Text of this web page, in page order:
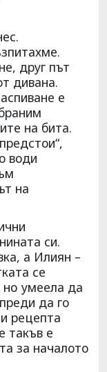
друг път
дивана.
е
на бита.
води
на
си.
а Илиян –
се
но умеела да
да го
рецепта
такъв е
за началото